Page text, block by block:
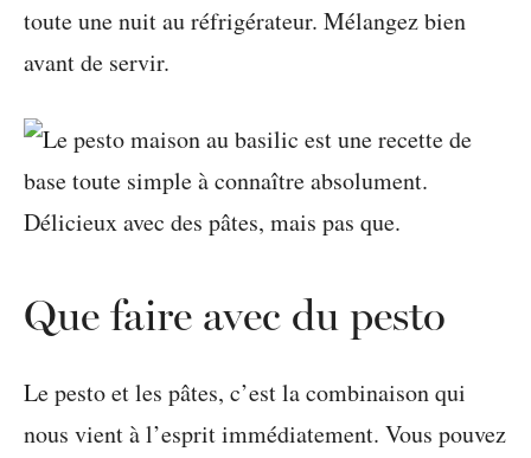
toute une nuit au réfrigérateur. Mélangez bien
avant de servir.
Que faire avec du pesto
Le pesto et les pâtes, c’est la combinaison qui
nous vient à l’esprit immédiatement. Vous pouvez